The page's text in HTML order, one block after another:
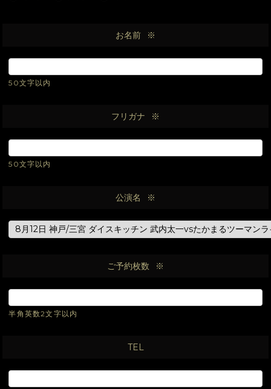
お名前 ※
50文字以内
フリガナ ※
50文字以内
公演名 ※
ご予約枚数 ※
半角英数2文字以内
TEL